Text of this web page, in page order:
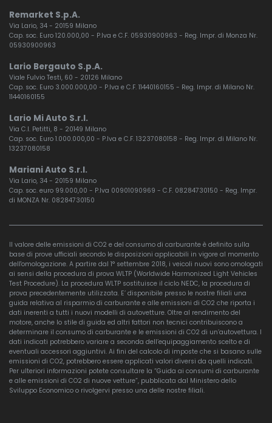
Remarket S.p.A.
Via Lario, 34 - 20159 Milano
Cap. soc. Euro 120.000,00 - P.Iva e C.F. 05930900963 - Reg. Impr. di Monza Nr.
05930900963
Lario Bergauto S.p.A.
Viale Fulvio Testi, 60 - 20126 Milano
Cap. soc. Euro 3.000.000,00 - P.Iva e C.F. 11440160155 - Reg. Impr. di Milano Nr.
11440160155
Lario Mi Auto S.r.l.
Via C.I. Petitti, 8 - 20149 Milano
Cap. soc. Euro 1.000.000,00 - P.Iva e C.F. 13237080158 - Reg. Impr. di Milano Nr.
13237080158
Mariani Auto S.r.l.
Via Lario, 34 - 20159 Milano
Cap. soc. euro 99.000,00 - P.Iva 00901090969 - C.F. 08284730150 - Reg. Impr.
di MONZA Nr. 08284730150
Il valore delle emissioni di CO2 e del consumo di carburante è definito sulla
base di prove ufficiali secondo le disposizioni applicabili in vigore al momento
dell'omologazione. A partire dal 1° settembre 2018, i veicoli nuovi sono omologati
ai sensi della procedura di prova WLTP (Worldwide Harmonized Light Vehicles
Test Procedure). La procedura WLTP sostituisce il ciclo NEDC, la procedura di
prova precedentemente utilizzata. E’ disponibile presso le nostre filiali una
guida relativa al risparmio di carburante e alle emissioni di CO2 che riporta i
dati inerenti a tutti i nuovi modelli di autovetture. Oltre al rendimento del
motore, anche lo stile di guida ed altri fattori non tecnici contribuiscono a
determinare il consumo di carburante e le emissioni di CO2 di un’autovettura. I
dati indicati potrebbero variare a seconda dell’equipaggiamento scelto e di
eventuali accessori aggiuntivi. Ai fini del calcolo di imposte che si basano sulle
emissioni di CO2, potrebbero essere applicati valori diversi da quelli indicati.
Per ulteriori informazioni potete consultare la “Guida ai consumi di carburante
e alle emissioni di CO2 di nuove vetture”, pubblicata dal Ministero dello
Sviluppo Economico o rivolgervi presso una delle nostre filiali.